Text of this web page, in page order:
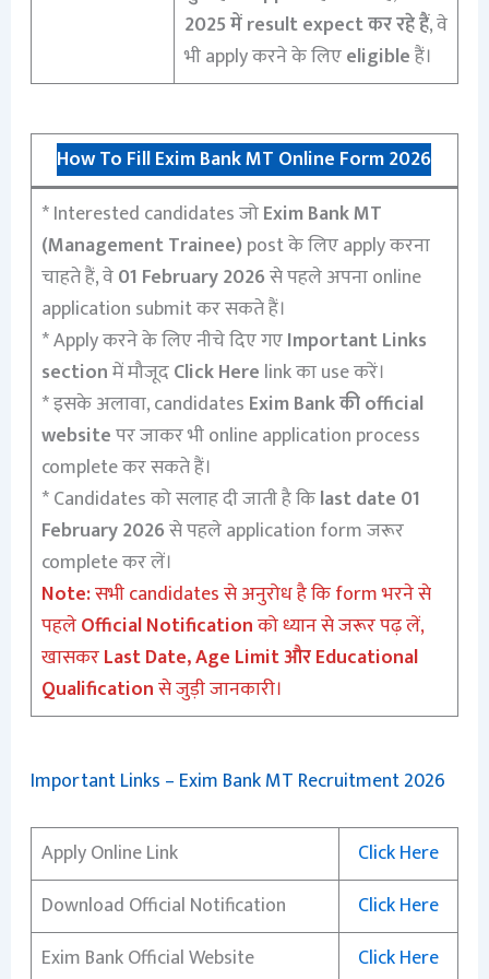
2025 में result expect कर रहे हैं, वे
भी apply करने के लिएeligibleहैं।
How To Fill Exim Bank MT Online Form 2026
* Interested candidates जोExim Bank MT
(Management Trainee) post के लिए apply करना
चाहते हैं, वे01 February 2026से पहले अपना online
application submit कर सकते हैं।
* Apply करने के लिए नीचे दिए गएImportant Links
sectionमें मौजूदClick Here link का use करें।
* इसके अलावा, candidates Exim Bank की official
websiteपर जाकर भी online application process
complete कर सकते हैं।
* Candidates को सलाह दी जाती है किlast date 01
February 2026से पहले application form जरूर
complete कर लें।
Note:सभी candidates से अनुरोध है कि form भरने से
पहलेOfficial Notificationको ध्यान से जरूर पढ़ लें,
खासकरLast Date, Age Limit और Educational
Qualificationसे जुड़ी जानकारी।
Important Links – Exim Bank MT Recruitment 2026
Apply Online Link
Click Here
Download Official Notification
Click Here
Exim Bank Official Website
Click Here